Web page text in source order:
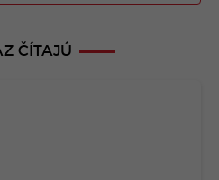
ČÍTAJÚ